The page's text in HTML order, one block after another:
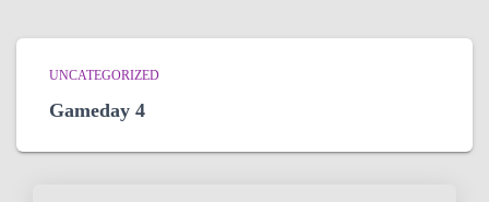
UNCATEGORIZED
Gameday 4